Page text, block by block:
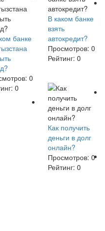
банке
0
0
В каком банке
взять
автокредит?
Просмотров: 0
Рейтинг: 0
Как получить
деньги в долг
онлайн?
Просмотров: 0
Рейтинг: 0